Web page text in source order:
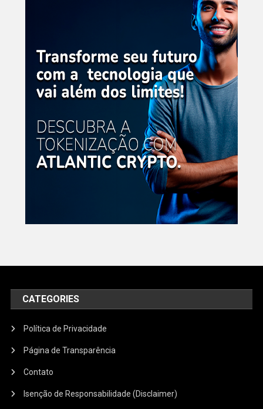
CATEGORIES
Política de Privacidade
Página de Transparência
Contato
Isenção de Responsabilidade (Disclaimer)